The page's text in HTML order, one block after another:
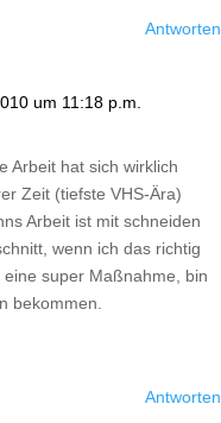
Antworten
um 11:18 p.m.
Arbeit hat sich wirklich
Zeit (tiefste VHS-Ära)
Arbeit ist mit schneiden
wenn ich das richtig
super Maßnahme, bin
bekommen.
Antworten